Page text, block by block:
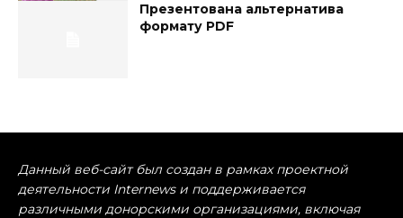
Презентована альтернатива
формату PDF
Данный веб-сайт был создан в рамках проектной
деятельности Internews и поддерживается
различными донорскими организациями, включая